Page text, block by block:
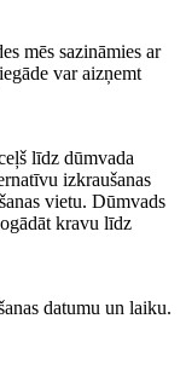
mēs sazināmies ar
var aizņemt
līdz dūmvada
izkraušanas
vietu. Dūmvads
kravu līdz
datumu un laiku.